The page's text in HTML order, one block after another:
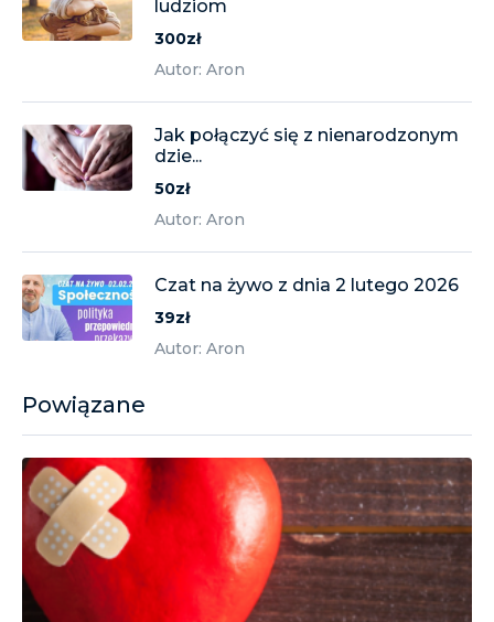
Powiązane
ludziom
300zł
Autor: Aron
Jak połączyć się z nienarodzonym
dzie...
50zł
Autor: Aron
Czat na żywo z dnia 2 lutego 2026
39zł
Autor: Aron